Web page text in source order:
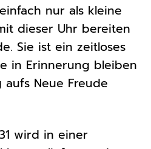
nur als kleine
dieser Uhr bereiten
Sie ist ein zeitloses
in Erinnerung bleiben
Neue Freude
wird in einer